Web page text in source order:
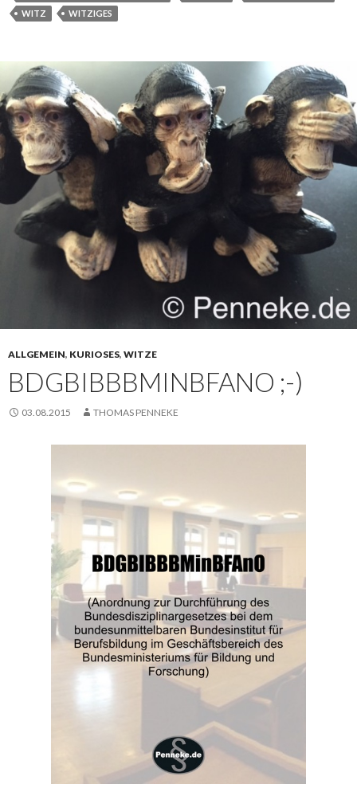
WITZ WITZIGES
ALLGEMEIN, KURIOSES, WITZE
BDGBIBBBMINBFANO ;-)
03.08.2015 THOMAS PENNEKE